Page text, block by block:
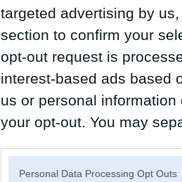
targeted advertising by
section to confirm your
opt-out request is
interest-based ads based
us or personal
your opt-out. You may
Personal Data Processing Opt Outs